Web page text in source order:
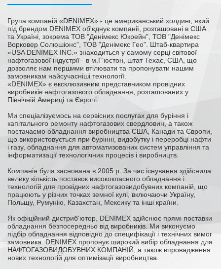
Група компаній «DENIMEX» - це американський холдинг, який
під брендом DENIMEX об'єднує компанії, розташовані в США
та Україні, зокрема ТОВ "Денімекс Юкрейн", ТОВ "Денімекс
Ворковер Солюшіонс", ТОВ "Денімекс Гео". Штаб-квартира
«USA DENIMEX INC.» знаходиться у самому серці світової
нафтогазової індустрії - в м.Г'юстон, штат Техас, США, що
дозволяє нам першими втілювати та пропонувати нашим
замовникам найсучасніші технології.
«DENIMEX» є ексклюзивним представником провідних
виробників нафтогазового обладнання, розташованих у
Північній Америці та Європі.
Ми спеціалізуємось на сервісних послугах для буріння і
капітального ремонту нафтогазових свердловин, а також
постачаємо обладнання виробництва США, Канади та Європи,
що використовується при бурінні, видобутку і переробці нафти
і газу, обладнання для автоматизованих систем управління та
інформатизації технологічних процесів і виробництв.
Компанія була заснована в 2005 р. За час існування здійснила
велику кількість поставок висококласного обладнання і
технологій для провідних нафтогазовидобувних компаній, що
працюють у різних точках земної кулі, включаючи Україну,
Польщу, Румунію, Казахстан, Мексику та інші країни.
Як офіційний дистриб'ютор, DENIMEX здійснює прямі поставки
обладнання безпосередньо від виробників. Ми виконуємо
підбір обладнання відповідно до специфікації і технічних вимог
замовника. DENIMEX пропонує широкий вибір обладнання для
НАФТОГАЗОВИДОБУВНИХ КОМПАНІЙ, а також впровадження
нових технологій для оптимізації виробництва.